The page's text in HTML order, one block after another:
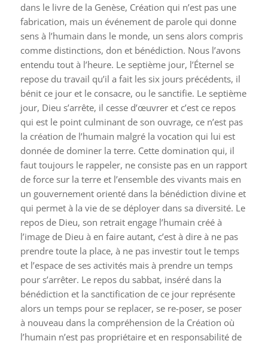
dans le livre de la Genèse, Création qui n’est pas une
fabrication, mais un événement de parole qui donne
sens à l’humain dans le monde, un sens alors compris
comme distinctions, don et bénédiction. Nous l’avons
entendu tout à l’heure. Le septième jour, l’Éternel se
repose du travail qu’il a fait les six jours précédents, il
bénit ce jour et le consacre, ou le sanctifie. Le septième
jour, Dieu s’arrête, il cesse d’œuvrer et c’est ce repos
qui est le point culminant de son ouvrage, ce n’est pas
la création de l’humain malgré la vocation qui lui est
donnée de dominer la terre. Cette domination qui, il
faut toujours le rappeler, ne consiste pas en un rapport
de force sur la terre et l’ensemble des vivants mais en
un gouvernement orienté dans la bénédiction divine et
qui permet à la vie de se déployer dans sa diversité. Le
repos de Dieu, son retrait engage l’humain créé à
l’image de Dieu à en faire autant, c’est à dire à ne pas
prendre toute la place, à ne pas investir tout le temps
et l’espace de ses activités mais à prendre un temps
pour s’arrêter. Le repos du sabbat, inséré dans la
bénédiction et la sanctification de ce jour représente
alors un temps pour se replacer, se re-poser, se poser
à nouveau dans la compréhension de la Création où
l’humain n’est pas propriétaire et en responsabilité de